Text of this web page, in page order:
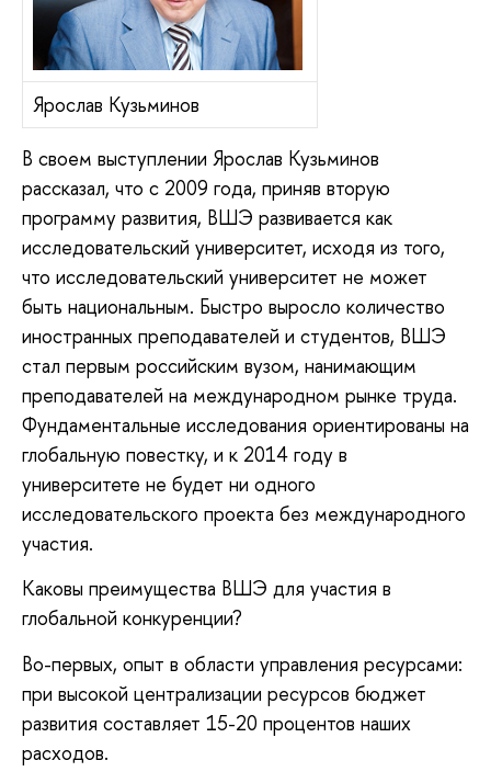
Ярослав Кузьминов
В своем выступлении Ярослав Кузьминов
рассказал, что с 2009 года, приняв вторую
программу развития, ВШЭ развивается как
исследовательский университет, исходя из того,
что исследовательский университет не может
быть национальным. Быстро выросло количество
иностранных преподавателей и студентов, ВШЭ
стал первым российским вузом, нанимающим
преподавателей на международном рынке труда.
Фундаментальные исследования ориентированы на
глобальную повестку, и к 2014 году в
университете не будет ни одного
исследовательского проекта без международного
участия.
Каковы преимущества ВШЭ для участия в
глобальной конкуренции?
Во-первых, опыт в области управления ресурсами:
при высокой централизации ресурсов бюджет
развития составляет 15-20 процентов наших
расходов.